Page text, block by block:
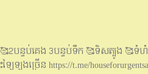
🥰2បន្ទប់គេង 3បន្ទប់ទឹក 🥰ទិសត្បូង
ឡុងច្រេីន https://t.me/